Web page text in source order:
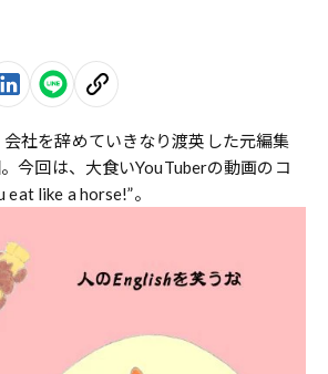
社を辞めていきなり渡英した元編集
今回は、大食いYouTuberの動画のコ
eat like a horse!”。